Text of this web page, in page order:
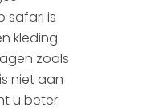
safari is
kleding
zoals
niet aan
u beter